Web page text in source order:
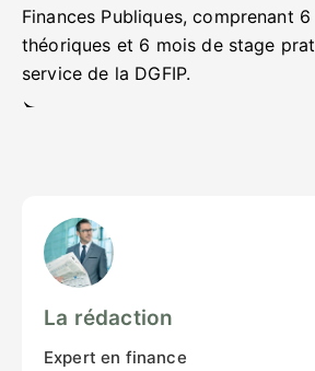
Finances Publiques, comprenant
théoriques et 6 mois de stage
service de la DGFIP.
La rédaction
Expert en finance